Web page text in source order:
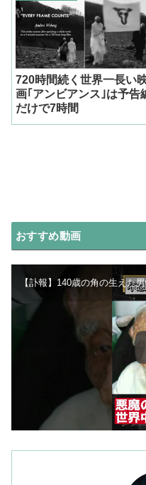
720時間続く世界一長い
画｢アンビアンス｣は予告
だけで7時間
おすすめ動画
【訃報】140歳の角の生えた